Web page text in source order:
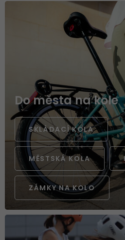
Do města na kole
SKLÁDACÍ KOLA
MĚSTSKÁ KOLA
ZÁMKY NA KOLO